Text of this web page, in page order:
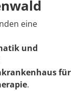
eine
und
für
.